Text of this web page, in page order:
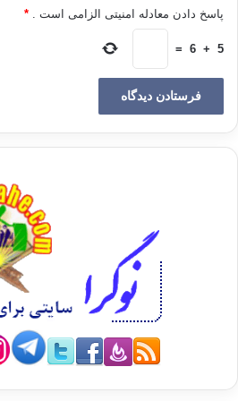
محروم نشوند .
22 ـ مواظب زبان وچشم و سایر اعضاء بدنت باش
این طریق مرتکب حرام نشوی .
24 ـ خداوند دعای روزه دار را مستجاب می
پروردگار جهانیان حریص باش ، و دعوتگران صادق
پاسخ دادن معادله امنیتی الزامی است . *
5
+
6
=